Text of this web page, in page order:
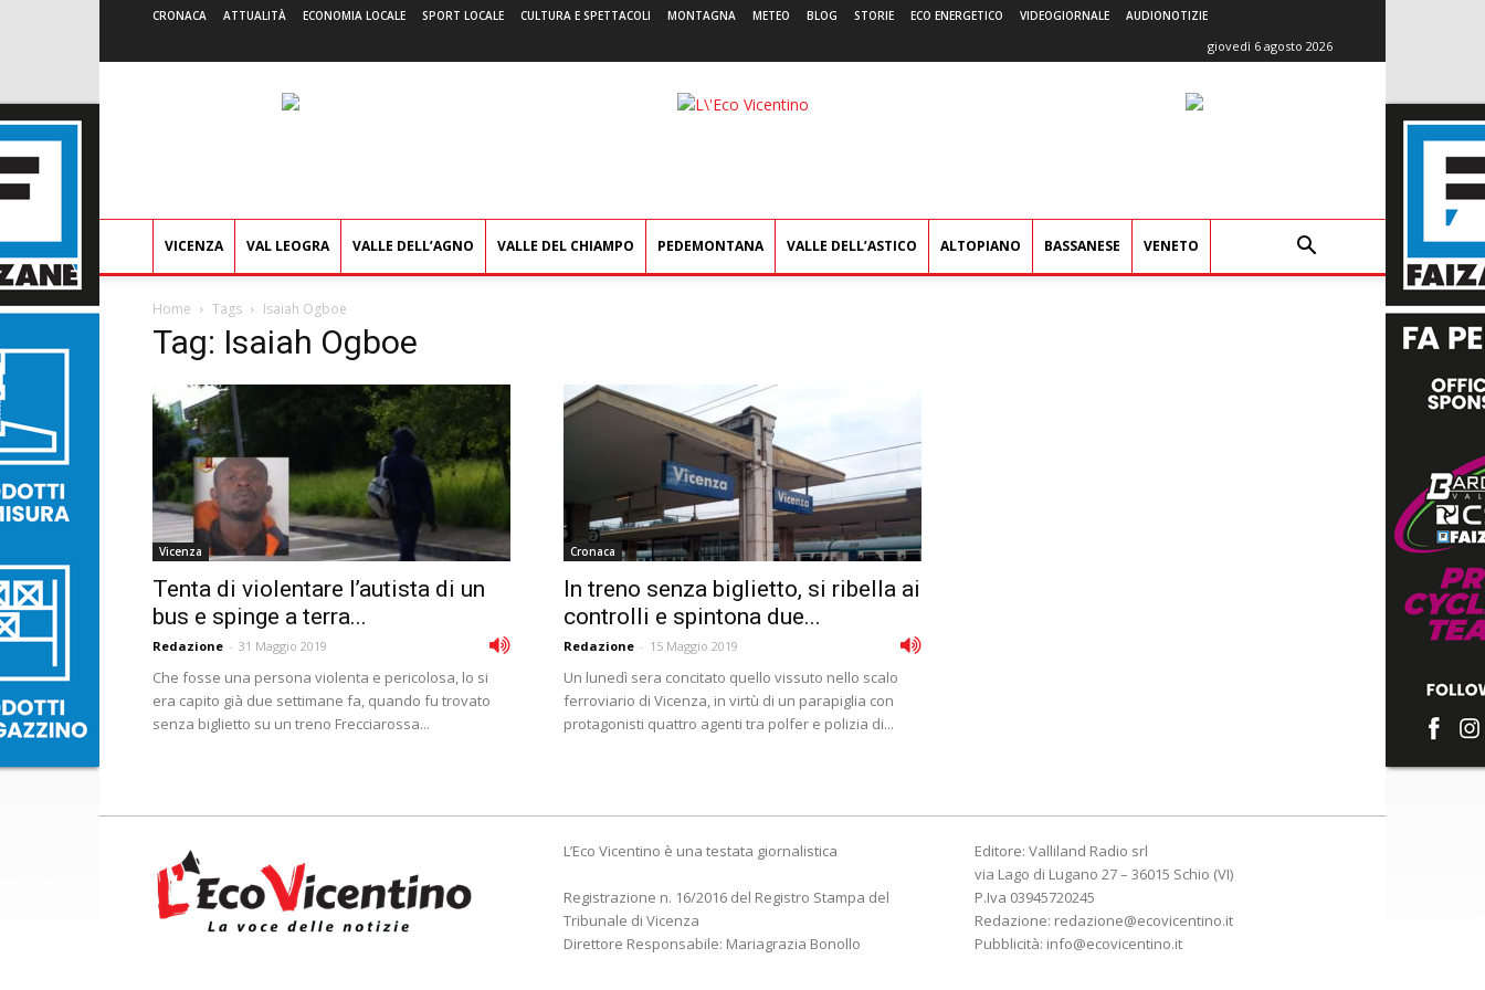
CRONACA ATTUALITÀ ECONOMIA LOCALE SPORT LOCALE CULTURA E SPETTACOLI MONTAGNA METEO BLOG STORIE ECO ENERGETICO VIDEOGIORNALE AUDIONOTIZIE
giovedì 6 agosto 2026
L'Eco
VICENZA VAL LEOGRA VALLE DELL’AGNO VALLE DEL CHIAMPO PEDEMONTANA VALLE DELL’ASTICO ALTOPIANO BASSANESE VENETO
Home Tags Isaiah Ogboe
Tag: Isaiah Ogboe
Vicenza
Tenta di violentare l’autista di un
bus e spinge a terra...
Redazione - 31 Maggio 2019
Che fosse una persona violenta e pericolosa, lo si
era capito già due settimane fa, quando fu trovato
senza biglietto su un treno Frecciarossa...
Cronaca
In treno senza biglietto, si ribella ai
controlli e spintona due...
Redazione - 15 Maggio 2019
Un lunedì sera concitato quello vissuto nello scalo
ferroviario di Vicenza, in virtù di un parapiglia con
protagonisti quattro agenti tra polfer e polizia di...
L’Eco Vicentino è una testata giornalistica
Registrazione n. 16/2016 del Registro Stampa del
Tribunale di Vicenza
Direttore Responsabile: Mariagrazia Bonollo
Editore: Valliland Radio srl
via Lago di Lugano 27 – 36015 Schio (VI)
P.Iva 03945720245
Redazione: redazione@ecovicentino.it
Pubblicità: info@ecovicentino.it